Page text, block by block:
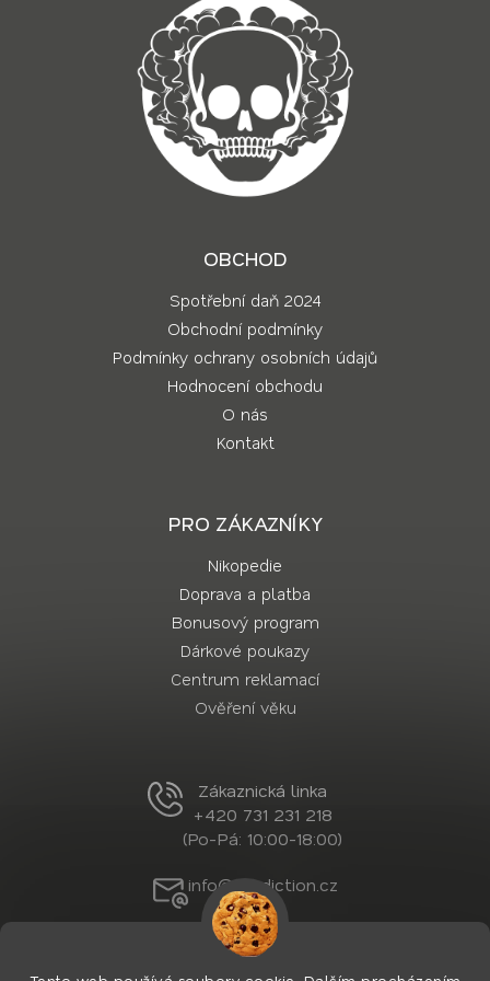
OBCHOD
Spotřební daň 2024
Obchodní podmínky
Podmínky ochrany osobních údajů
Hodnocení obchodu
O nás
Kontakt
PRO ZÁKAZNÍKY
Nikopedie
Doprava a platba
Bonusový program
Dárkové poukazy
Centrum reklamací
Ověření věku
Zákaznická linka
+420 731 231 218
(Po-Pá: 10:00-18:00)
info@nordiction.cz